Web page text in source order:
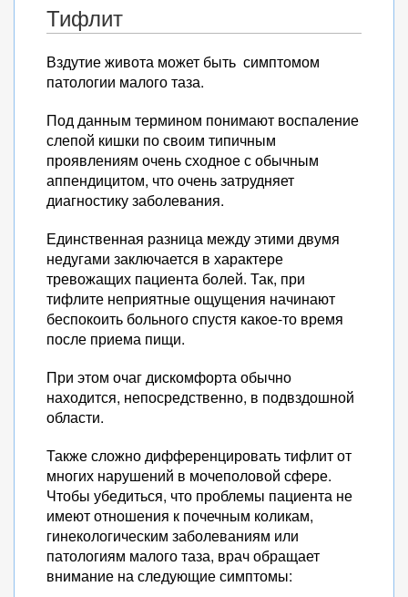
Тифлит
Вздутие живота может быть симптомом
патологии малого таза.
Под данным термином понимают воспаление
слепой кишки по своим типичным
проявлениям очень сходное с обычным
аппендицитом, что очень затрудняет
диагностику заболевания.
Единственная разница между этими двумя
недугами заключается в характере
тревожащих пациента болей. Так, при
тифлите неприятные ощущения начинают
беспокоить больного спустя какое-то время
после приема пищи.
При этом очаг дискомфорта обычно
находится, непосредственно, в подвздошной
области.
Также сложно дифференцировать тифлит от
многих нарушений в мочеполовой сфере.
Чтобы убедиться, что проблемы пациента не
имеют отношения к почечным коликам,
гинекологическим заболеваниям или
патологиям малого таза, врач обращает
внимание на следующие симптомы: